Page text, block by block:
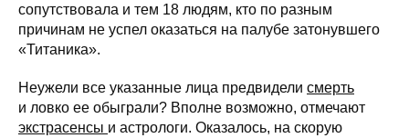
сопутствовала и тем 18 людям, кто по разным
причинам не успел оказаться на палубе затонувшего
«Титаника».
Неужели все указанные лица предвидели смерть
и ловко ее обыграли? Вполне возможно, отмечают
экстрасенсы и астрологи. Оказалось, на скорую